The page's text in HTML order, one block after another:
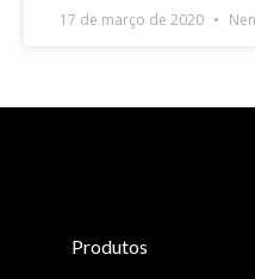
17 de março de 2020
Produtos